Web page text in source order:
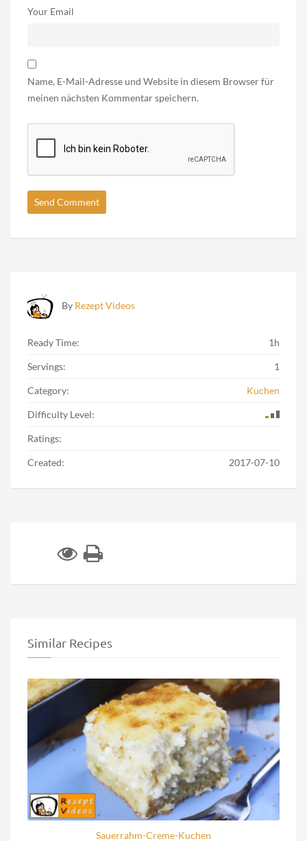
Your Email
Name, E-Mail-Adresse und Website in diesem Browser für
meinen nächsten Kommentar speichern.
By Rezept Videos
Ready Time: 1h
Servings: 1
Category: Kuchen
Difficulty Level:
Ratings:
Created: 2017-07-10
Similar Recipes
Sauerrahm-Creme-Kuchen